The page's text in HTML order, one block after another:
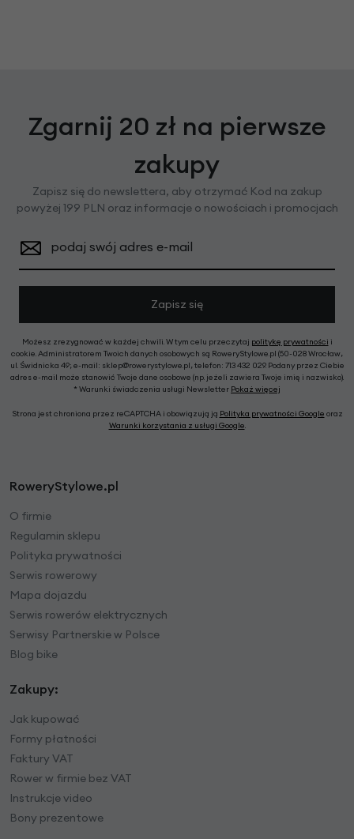
Zgarnij 20 zł na pierwsze
zakupy
Zapisz się do newslettera, aby otrzymać Kod na zakup
powyżej 199 PLN oraz informacje o nowościach i promocjach
podaj swój adres e-mail
Zapisz się
Możesz zrezygnować w każdej chwili. W tym celu przeczytaj politykę prywatności i
cookie. Administratorem Twoich danych osobowych są RoweryStylowe.pl (50-028 Wrocław,
ul. Świdnicka 49; e-mail: sklep@rowerystylowe.pl, telefon: 713 432 029. Podany przez Ciebie
adres e-mail może stanowić Twoje dane osobowe (np. jeżeli zawiera Twoje imię i nazwisko).
* Warunki świadczenia usługi Newsletter Pokaż więcej
Strona jest chroniona przez reCAPTCHA i obowiązują ją Polityka prywatności Google oraz
Warunki korzystania z usługi Google.
RoweryStylowe.pl
O firmie
Regulamin sklepu
Polityka prywatności
Serwis rowerowy
Mapa dojazdu
Serwis rowerów elektrycznych
Serwisy Partnerskie w Polsce
Blog bike
Zakupy:
Jak kupować
Formy płatności
Faktury VAT
Rower w firmie bez VAT
Instrukcje video
Bony prezentowe